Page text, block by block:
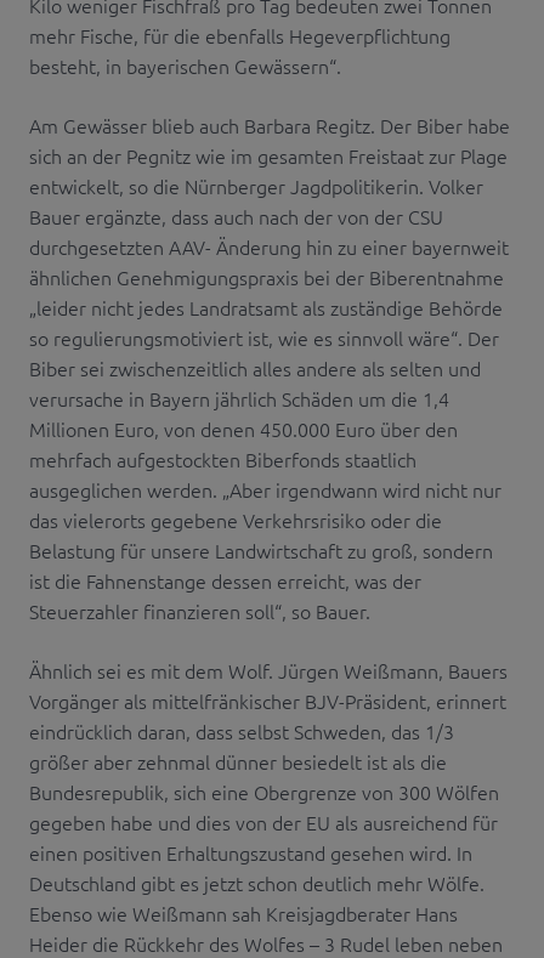
mehr Fische, für die ebenfalls Hegeverpflichtung
besteht, in bayerischen Gewässern“.
Am Gewässer blieb auch Barbara Regitz. Der Biber habe
sich an der Pegnitz wie im gesamten Freistaat zur Plage
entwickelt, so die Nürnberger Jagdpolitikerin. Volker
Bauer ergänzte, dass auch nach der von der CSU
durchgesetzten AAV- Änderung hin zu einer bayernweit
ähnlichen Genehmigungspraxis bei der Biberentnahme
„leider nicht jedes Landratsamt als zuständige Behörde
so regulierungsmotiviert ist, wie es sinnvoll wäre“. Der
Biber sei zwischenzeitlich alles andere als selten und
verursache in Bayern jährlich Schäden um die 1,4
Millionen Euro, von denen 450.000 Euro über den
mehrfach aufgestockten Biberfonds staatlich
ausgeglichen werden. „Aber irgendwann wird nicht nur
das vielerorts gegebene Verkehrsrisiko oder die
Belastung für unsere Landwirtschaft zu groß, sondern
ist die Fahnenstange dessen erreicht, was der
Steuerzahler finanzieren soll“, so Bauer.
Ähnlich sei es mit dem Wolf. Jürgen Weißmann, Bauers
Vorgänger als mittelfränkischer BJV-Präsident, erinnert
eindrücklich daran, dass selbst Schweden, das 1/3
größer aber zehnmal dünner besiedelt ist als die
Bundesrepublik, sich eine Obergrenze von 300 Wölfen
gegeben habe und dies von der EU als ausreichend für
einen positiven Erhaltungszustand gesehen wird. In
Deutschland gibt es jetzt schon deutlich mehr Wölfe.
Ebenso wie Weißmann sah Kreisjagdberater Hans
Heider die Rückkehr des Wolfes – 3 Rudel leben neben